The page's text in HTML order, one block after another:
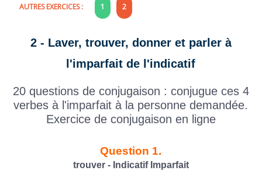
AUTRES EXERCICES : 1 2
2 - Laver, trouver, donner et parler à
l'imparfait de l'indicatif
20 questions de conjugaison : conjugue ces 4
verbes à l'imparfait à la personne demandée.
Exercice de conjugaison en ligne
Question 1.
trouver - Indicatif Imparfait